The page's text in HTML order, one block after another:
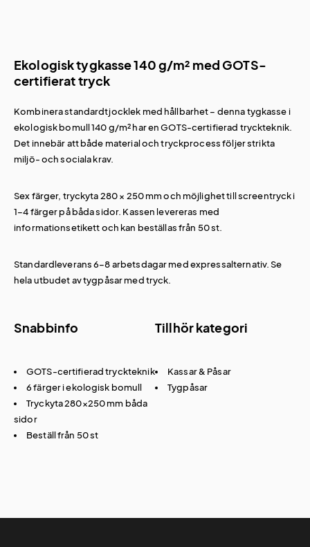
Ekologisk tygkasse 140 g/m² med GOTS-
certifierat tryck
Kombinera standardtjocklek med hållbarhet – denna tygkasse i
ekologisk bomull 140 g/m² har en GOTS-certifierad tryckteknik.
Det innebär att både material och tryckprocess följer strikta
miljö- och sociala krav.
Sex färger, tryckyta 280 × 250 mm och möjlighet till screentryck i
1–4 färger på båda sidor. Kassen levereras med
informationsetikett och kan beställas från 50 st.
Standardleverans 6–8 arbetsdagar med expressalternativ. Se
hela utbudet avtygpåsar med tryck.
Snabbinfo
GOTS-certifierad tryckteknik
6 färger i ekologisk bomull
Tryckyta 280×250 mm båda
sidor
Beställ från 50 st
Tillhör kategori
Kassar & Påsar
Tygpåsar